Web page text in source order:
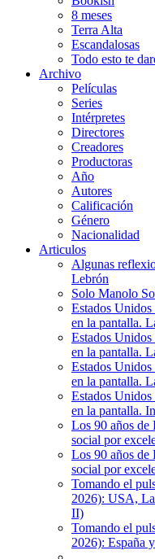
8 meses
Terra Alta
Escandalosas
Todo esto te
Archivo
Películas
Series
Intérpretes
Directores
Creadores
Productoras
Año
Autores
Calificación
Género
Nacionalidad
Articulos
Algunas
Lebrón
Solo Manolo
Estados
en la pantalla.
Estados
en la pantalla.
Estados
en la pantalla.
Estados
en la pantalla.
Los 90 años de
social por
Los 90 años de
social por
Tomando el
2026): USA,
II)
Tomando el
2026): España